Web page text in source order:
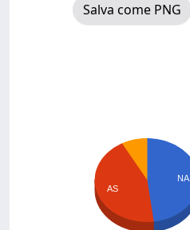
Salva come PNG
NA
AS